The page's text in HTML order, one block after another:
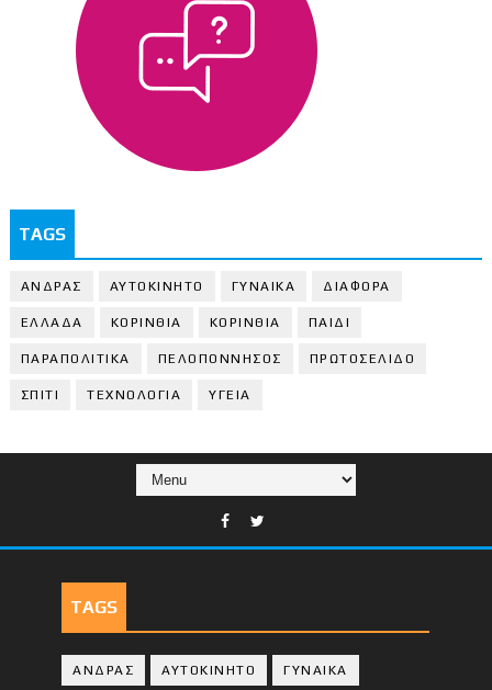
TAGS
ΑΝΔΡΑΣ ΑΥΤΟΚΙΝΗΤΟ ΓΥΝΑΙΚΑ ΔΙΑΦΟΡΑ
ΕΛΛΑΔΑ ΚΟΡΙΝΘΙΑ ΚΟΡΙΝΘΙA ΠΑΙΔΙ
ΠΑΡΑΠΟΛΙΤΙΚΑ ΠΕΛΟΠΟΝΝΗΣΟΣ ΠΡΩΤΟΣΕΛΙΔΟ
ΣΠΙΤΙ ΤΕΧΝΟΛΟΓΙΑ ΥΓΕΙΑ
TAGS
ΑΝΔΡΑΣ ΑΥΤΟΚΙΝΗΤΟ ΓΥΝΑΙΚΑ